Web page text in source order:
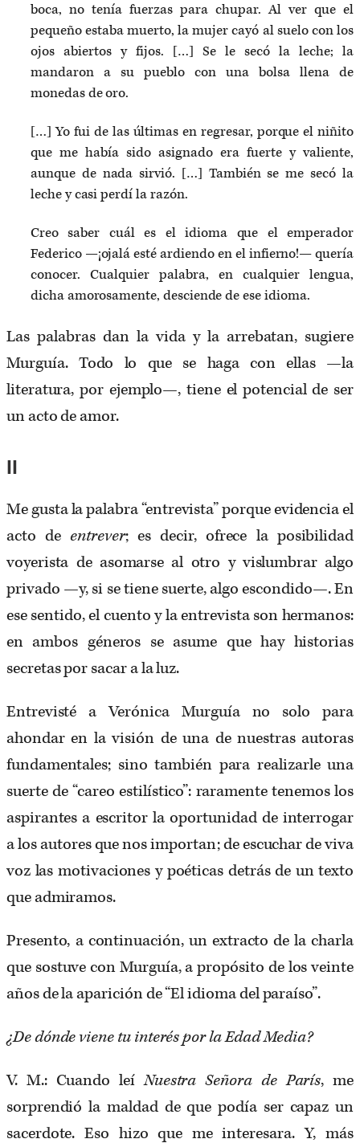
boca, no tenía fuerzas para chupar. Al ver que el
pequeño estaba muerto, la mujer cayó al suelo con los
ojos abiertos y fijos. […] Se le secó la leche; la
mandaron a su pueblo con una bolsa llena de
monedas de oro.
[…] Yo fui de las últimas en regresar, porque el niñito
que me había sido asignado era fuerte y valiente,
aunque de nada sirvió. […] También se me secó la
leche y casi perdí la razón.
Creo saber cuál es el idioma que el emperador
Federico —¡ojalá esté ardiendo en el infierno!— quería
conocer. Cualquier palabra, en cualquier lengua,
dicha amorosamente, desciende de ese idioma.
Las palabras dan la vida y la arrebatan, sugiere
Murguía. Todo lo que se haga con ellas —la
literatura, por ejemplo—, tiene el potencial de ser
un acto de amor.
Me gusta la palabra “entrevista” porque evidencia el
acto deentrever; es decir, ofrece la posibilidad
voyerista de asomarse al otro y vislumbrar algo
privado —y, si se tiene suerte, algo escondido—. En
ese sentido, el cuento y la entrevista son hermanos:
en ambos géneros se asume que hay historias
secretas por sacar a la luz.
Entrevisté a Verónica Murguía no solo para
ahondar en la visión de una de nuestras autoras
fundamentales; sino también para realizarle una
suerte de “careo estilístico”: raramente tenemos los
aspirantes a escritor la oportunidad de interrogar
a los autores que nos importan; de escuchar de viva
voz las motivaciones y poéticas detrás de un texto
que admiramos.
Presento, a continuación, un extracto de la charla
que sostuve con Murguía, a propósito de los veinte
años de la aparición de “El idioma del paraíso”.
¿De dónde viene tu interés por la Edad Media?
V. M.: Cuando leíNuestra Señora de París, me
sorprendió la maldad de que podía ser capaz un
sacerdote. Eso hizo que me interesara. Y, más